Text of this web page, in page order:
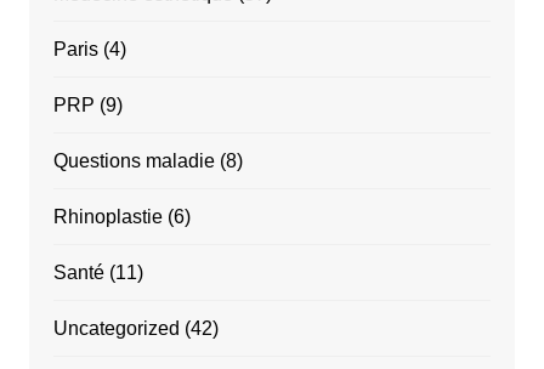
Paris(4)
PRP (9)
Questions maladie(8)
Rhinoplastie(6)
Santé(11)
Uncategorized (42)